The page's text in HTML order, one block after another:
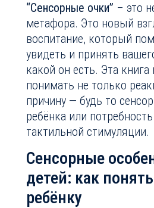
“Сенсорные очки” – это
метафора. Это новый
воспитание, который
увидеть и принять
какой он есть. Эта книга
понимать не только
причину — будь то
ребёнка или
тактильной стимуляции.
Сенсорные
детей: как
ребёнку